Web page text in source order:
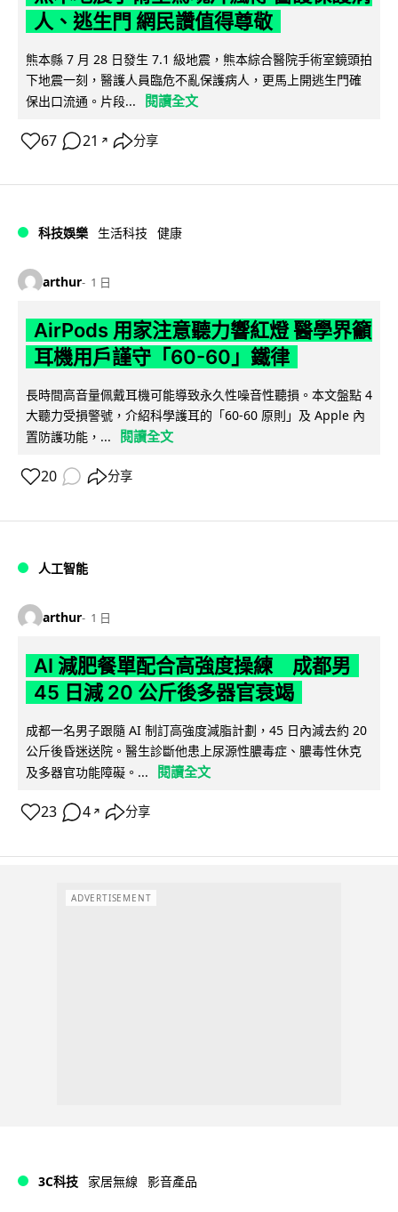
人、逃生門 網民讚值得尊敬
熊本縣 7 月 28 日發生 7.1 級地震，熊本綜合醫院手術室鏡頭拍
下地震一刻，醫護人員臨危不亂保護病人，更馬上開逃生門確
保出口流通。片段...
閱讀全文
67 21 ↗ 分享
科技娛樂 生活科技 健康
arthur 1 日
AirPods 用家注意聽力響紅燈 醫學界籲
耳機用戶謹守「60-60」鐵律
長時間高音量佩戴耳機可能導致永久性噪音性聽損。本文盤點 4
大聽力受損警號，介紹科學護耳的「60-60 原則」及 Apple 內
置防護功能，...
閱讀全文
20 分享
人工智能
arthur 1 日
AI 減肥餐單配合高強度操練 成都男
45 日減 20 公斤後多器官衰竭
成都一名男子跟隨 AI 制訂高強度減脂計劃，45 日內減去約 20
公斤後昏迷送院。醫生診斷他患上尿源性膿毒症、膿毒性休克
及多器官功能障礙。...
閱讀全文
23 4 ↗ 分享
ADVERTISEMENT
3C科技 家居無線 影音產品